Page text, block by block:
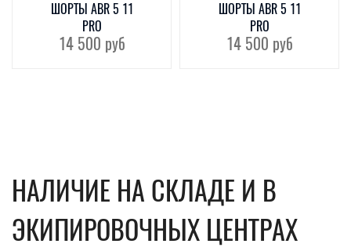
ШОРТЫ ABR 5 11
PRO
14 500 руб
ШОРТЫ ABR 5 11
PRO
14 500 руб
НАЛИЧИЕ НА СКЛАДЕ И В
ЭКИПИРОВОЧНЫХ ЦЕНТРАХ